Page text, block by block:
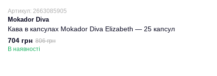
Артикул: 2663085905
Mokador Diva
Кава в капсулах Mokador Diva Elizabeth — 25 капсул
704 грн 806 грн
В наявності